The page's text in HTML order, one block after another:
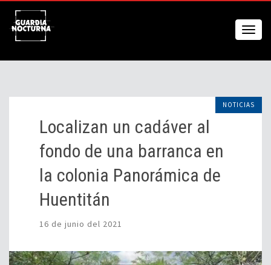
NOTICIAS
Localizan un cadáver al
fondo de una barranca en
la colonia Panorámica de
Huentitán
16 de junio del 2021